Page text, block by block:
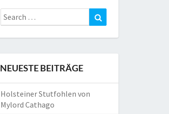
Search
for:
NEUESTE BEITRÄGE
Holsteiner Stutfohlen von
Mylord Cathago